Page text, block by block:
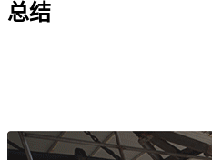
总结